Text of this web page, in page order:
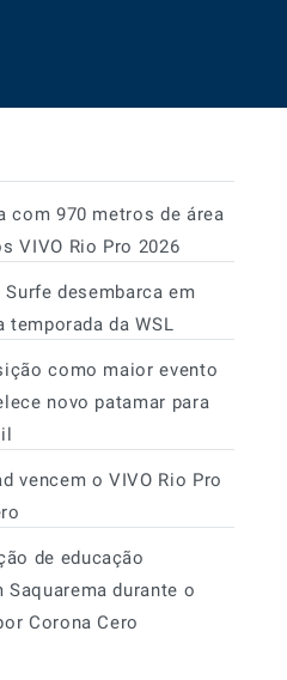
com 970 metros de área
VIVO Rio Pro 2026
desembarca em
temporada da WSL
como maior evento
novo patamar para
vencem o VIVO Rio Pro
de educação
durante o
Corona Cero